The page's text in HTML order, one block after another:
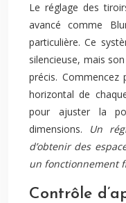
Le réglage des
avancé comme
particulière. Ce
silencieuse, mais
précis. Commencez
horizontal de
pour ajuster la
dimensions. Un
d’obtenir des
un fonctionnement
Contrôle